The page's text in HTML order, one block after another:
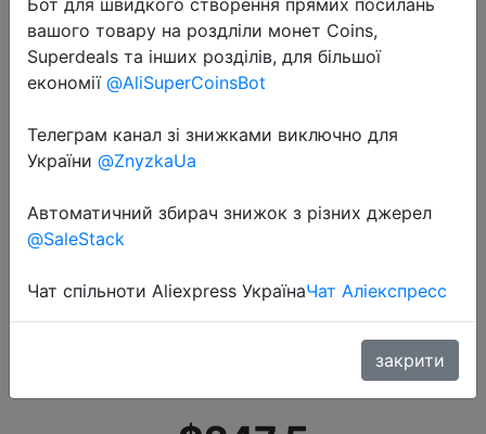
2020-08-04
realme 6 Pro разблокированный
телефон 8 ГБ ОЗУ 128 Гб ПЗУ
720G 30 Вт флеш-зарядка 4200
мАч аккумулятор 64MP камера
вашого товару на роздліли монет Coins,
Superdeals та інших розділів, для більшої
економії @AliSuperCoinsBot
Телеграм канал зі знижками виключно для
України @ZnyzkaUa
Автоматичний збирач знижок з різних джерел
@SaleStack
Чат спільноти Aliexpress УкраїнаЧат Аліекспресс
закрити